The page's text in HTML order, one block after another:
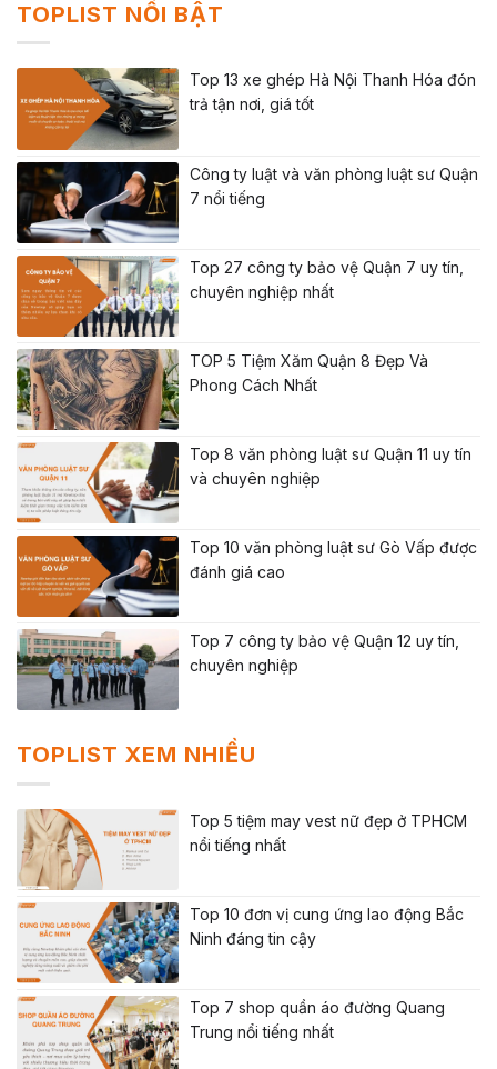
TOPLIST NỔI BẬT
Top 13 xe ghép Hà Nội Thanh Hóa đón
trả tận nơi, giá tốt
Công ty luật và văn phòng luật sư Quận
7 nổi tiếng
Top 27 công ty bảo vệ Quận 7 uy tín,
chuyên nghiệp nhất
TOP 5 Tiệm Xăm Quận 8 Đẹp Và
Phong Cách Nhất
Top 8 văn phòng luật sư Quận 11 uy tín
và chuyên nghiệp
Top 10 văn phòng luật sư Gò Vấp được
đánh giá cao
Top 7 công ty bảo vệ Quận 12 uy tín,
chuyên nghiệp
TOPLIST XEM NHIỀU
Top 5 tiệm may vest nữ đẹp ở TPHCM
nổi tiếng nhất
Top 10 đơn vị cung ứng lao động Bắc
Ninh đáng tin cậy
Top 7 shop quần áo đường Quang
Trung nổi tiếng nhất